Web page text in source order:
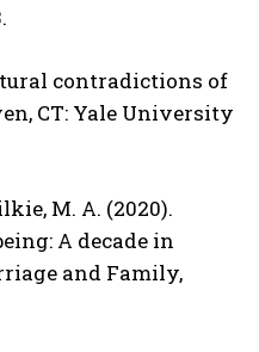
contradictions of
CT: Yale University
M. A. (2020).
A decade in
and Family,